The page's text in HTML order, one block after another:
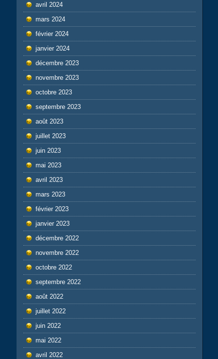
avril 2024
mars 2024
février 2024
janvier 2024
décembre 2023
novembre 2023
octobre 2023
septembre 2023
août 2023
juillet 2023
juin 2023
mai 2023
avril 2023
mars 2023
février 2023
janvier 2023
décembre 2022
novembre 2022
octobre 2022
septembre 2022
août 2022
juillet 2022
juin 2022
mai 2022
avril 2022